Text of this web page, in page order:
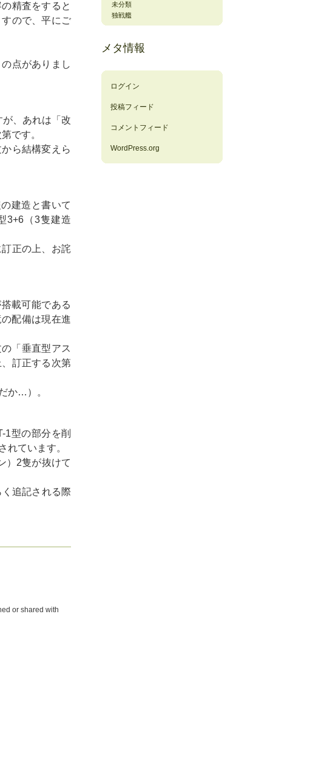
精査をすると
ので、平にご
点がありまし
、あれは「改
です。
ら結構変えら
建造と書いて
3+6（3隻建造
正の上、お詫
載可能である
配備は現在進
「垂直型アス
訂正する次第
か…）。
型の部分を削
れています。
）2隻が抜けて
追記される際
or shared with
未分類
独戦艦
メタ情報
ログイン
投稿フィード
コメントフィード
WordPress.org